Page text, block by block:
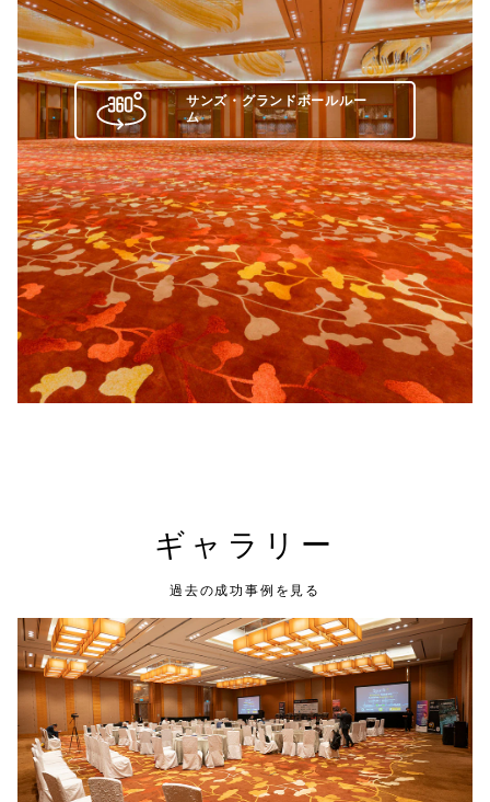
サンズ・グランドボールルー
ム
ギャラリー
過去の成功事例を見る